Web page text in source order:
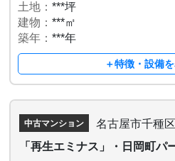
土地：***坪
建物：***㎡
築年：***年
＋特徴・設備
中古マンション
名古屋市千種
「再生エミナス」・日岡町パ